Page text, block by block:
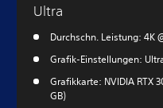
Ultra
Durchschn. Leistung: 4K
Grafik-Einstellungen:
Grafikkarte: NVIDIA RTX
GB)